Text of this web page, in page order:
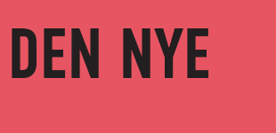
NYE